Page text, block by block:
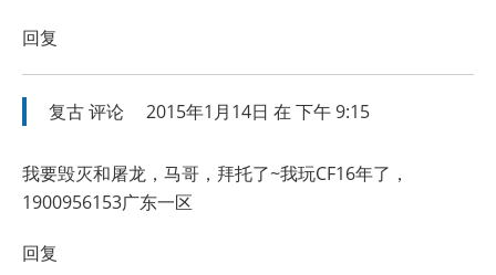
回复
复古评论 2015年1月14日 在 下午 9:15
我要毁灭和屠龙，马哥，拜托了~我玩CF16年了，
1900956153广东一区
回复